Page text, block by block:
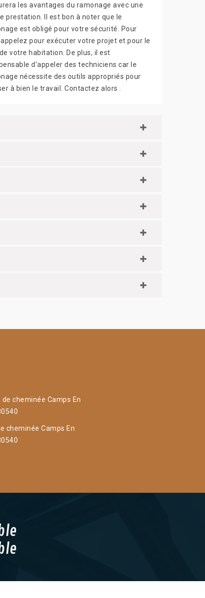
les avantages du ramonage avec une
prestation. Il est bon à noter que le
est obligé pour votre sécurité. Pour
pour exécuter votre projet et pour le
votre habitation. De plus, il est
d’appeler des techniciens car le
nécessite des outils appropriés pour
à bien le travail. Contactez alors .
de cheminée Camps En
cheminée Camps En